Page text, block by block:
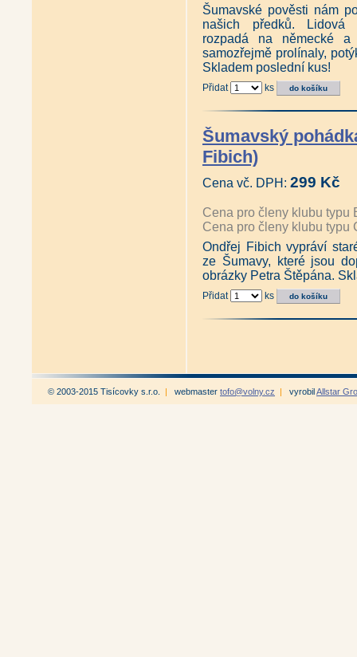
Šumavské pověsti nám
našich předků. Lidová
rozpadá na německé
samozřejmě prolínaly,
Skladem poslední kus!
Přidat ks
Šumavský
Fibich)
Cena vč. DPH: 299 Kč
Cena pro členy klubu typu
Cena pro členy klubu typu
Ondřej Fibich vypráví
ze Šumavy, které jsou
obrázky Petra Štěpána.
Přidat ks
© 2003-2015 Tisícovky s.r.o. webmaster tofo@volny.cz vyrobil Allstar